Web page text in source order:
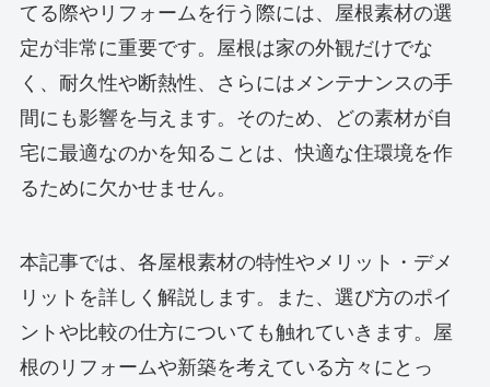
てる際やリフォームを行う際には、屋根素材の選
定が非常に重要です。屋根は家の外観だけでな
く、耐久性や断熱性、さらにはメンテナンスの手
間にも影響を与えます。そのため、どの素材が自
宅に最適なのかを知ることは、快適な住環境を作
るために欠かせません。
本記事では、各屋根素材の特性やメリット・デメ
リットを詳しく解説します。また、選び方のポイ
ントや比較の仕方についても触れていきます。屋
根のリフォームや新築を考えている方々にとっ